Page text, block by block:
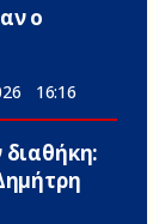
ο
16:16